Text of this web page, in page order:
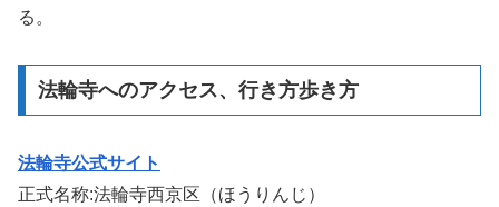
る。
法輪寺へのアクセス、行き方歩き方
法輪寺公式サイト
正式名称:法輪寺西京区（ほうりんじ）